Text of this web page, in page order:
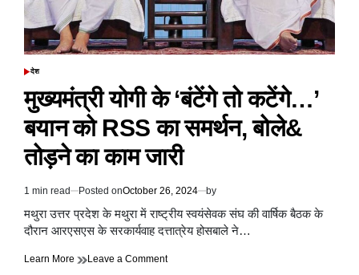
POSTED
देश
मुख्यमंत्री योगी के ‘बंटेंगे तो कटेंगे…’
बयान को RSS का समर्थन, बोले&
तोड़ने का काम जारी
Estimated
read
time
1 min read Posted onOctober 26, 2024 by
मथुरा उत्तर प्रदेश के मथुरा में राष्ट्रीय स्वयंसेवक संघ की वार्षिक बैठक के
दौरान आरएसएस के सरकार्यवाह दत्तात्रेय होसबाले ने…
Learn More Leave a Commenton